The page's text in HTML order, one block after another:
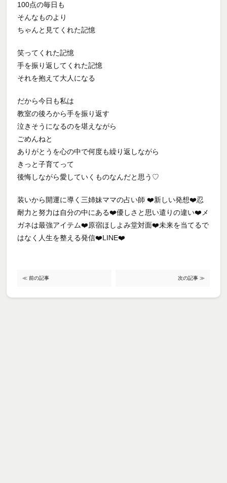
100点の毎日も
そんなものより
ちゃんと見てくれた記憶
笑ってくれた記憶
手を振り返してくれた記憶
それを抱えて大人になる
だから今日も私は
教室の後ろから手を振り返す
泣きそうになるのを堪えながら
ごめんねと
ありがとうを心の中で何度も繰り返しながら
きっと子育てって
後悔しながら愛していくものなんだと思う♡
装いから開運に導く三姉妹ママの占い師 ❤️新しい発想❤️忍
耐力と努力は自分の中にある❤️優しさと思い遣りの違い❤️メ
ガネは最強アイテム❤️原宿ほしよみ堂対面❤️未来を当てるで
はなく人生を整える発信❤️LINE❤️
≪ 前の記事 次の記事 ≫